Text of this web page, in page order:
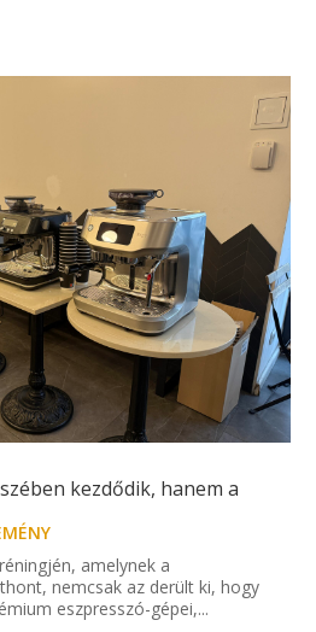
kezdődik, hanem a
amelynek a
nemcsak az derült ki, hogy
eszpresszó-gépei,...